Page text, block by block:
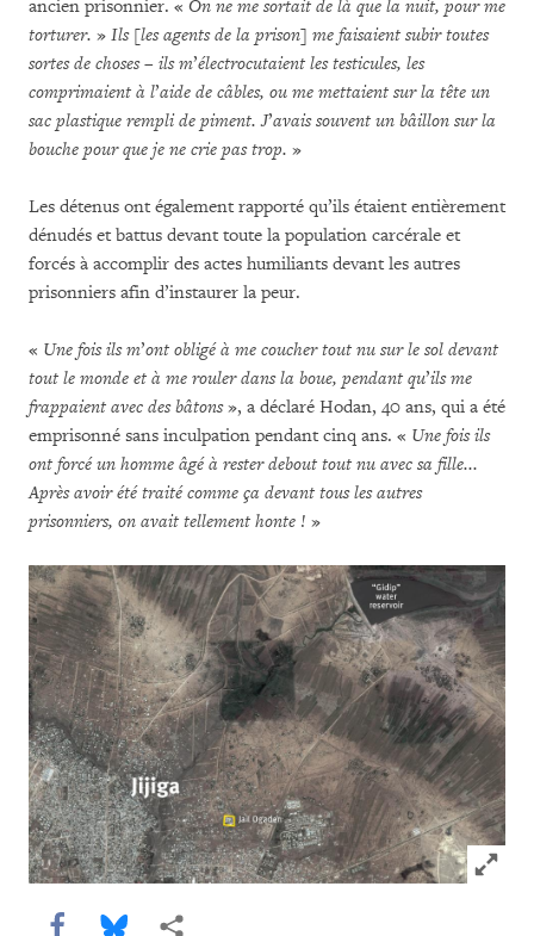
ancien prisonnier. « On ne me sortait de là que la nuit, pour me
torturer. » Ils [les agents de la prison] me faisaient subir toutes
sortes de choses– ils m’électrocutaient les testicules, les
comprimaient à l’aide de câbles, ou me mettaient sur la tête un
sac plastique rempli de piment. J’avais souvent un bâillon sur la
bouche pour que je ne crie pas trop. »
Les détenus ont également rapporté qu’ils étaient entièrement
dénudés et battus devant toute la population carcérale et
forcés à accomplir des actes humiliants devant les autres
prisonniers afin d’instaurer la peur.
« Une fois ils m’ont obligé à me coucher tout nu sur le sol devant
tout le monde et à me rouler dans la boue, pendant qu’ils me
frappaient avec des bâtons», a déclaré Hodan, 40 ans, qui a été
emprisonné sans inculpation pendant cinq ans. « Une fois ils
ont forcé un homme âgé à rester debout tout nu avec sa fille...
Après avoir été traité comme ça devant tous les autres
prisonniers, on avait tellement honte ! »
Click to
Share this via Facebook
Share this via Bluesky
Share this via Partagez